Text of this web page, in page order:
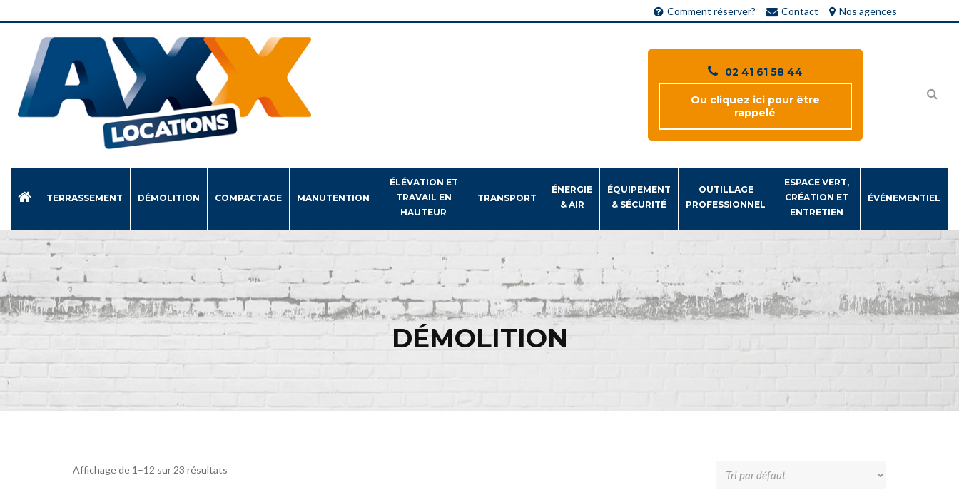
Comment réserver? Contact Nos agences
02 41 61 58 44
Ou cliquez ici pour être
rappelé
TERRASSEMENT DÉMOLITION COMPACTAGE MANUTENTION
ÉLÉVATION ET
TRAVAIL EN
HAUTEUR
TRANSPORT
ÉNERGIE
& AIR
ÉQUIPEMENT
& SÉCURITÉ
OUTILLAGE
PROFESSIONNEL
ESPACE VERT,
CRÉATION ET
ENTRETIEN
ÉVÉNEMENTIEL
DÉMOLITION
Affichage de 1–12 sur 23 résultats